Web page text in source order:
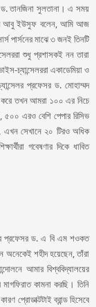
ড. তানজিনা সুলতানা। এ সময়
আবু ইউসুফ বলেন, আমি আজ
পার্সনের মাঝে ৩ জনই তিনটি
শুধু প্রশাসকই নন তারা
চ্যান্সেলররা একাডেমিয়া ও
প্রফেসর ড. মোহাম্মদ
করে তখন আমরা ১০০ এর নিচে
৫০০ এরও বেশি পেপার রিসিভ
এখন সেখানে ২০ টিরও অধিক
গবেষণার দিকে ধাবিত
প্রফেসর ড. এ বি এম শওকত
শহীদ হয়েছেন, তাঁরা
আমার বিশ্ববিদ্যালয়ের
কামনা করছি। তিনি
প্রোডাক্টটাই ব্রান্ড হিসেবে